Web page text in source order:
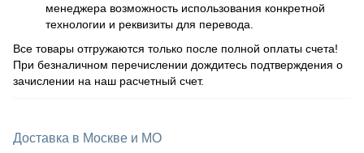
менеджера возможность использования конкретной
технологии и реквизиты для перевода.
Все товары отгружаются только после полной оплаты счета!
При безналичном перечислении дождитесь подтверждения о
зачислении на наш расчетный счет.
Доставка в Москве и МО